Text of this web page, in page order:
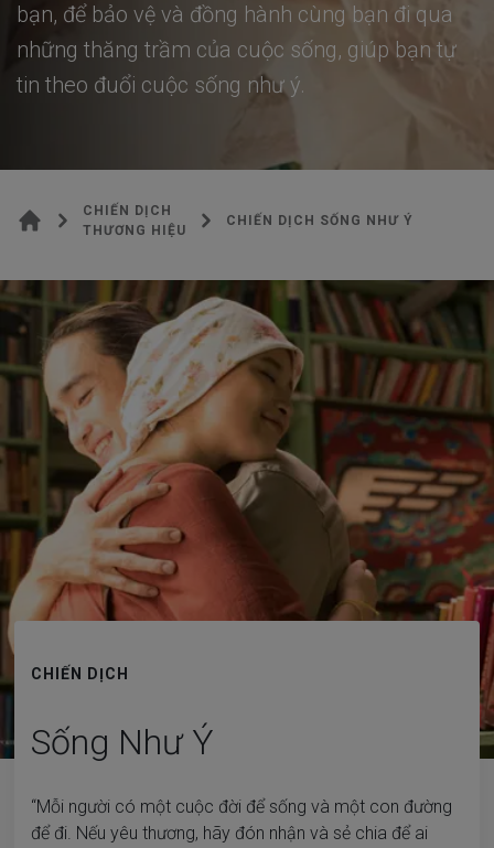
bạn, để bảo vệ và đồng hành cùng bạn đi qua
những thăng trầm của cuộc sống, giúp bạn tự
tin theo đuổi cuộc sống như ý.
CHIẾN DỊCH
THƯƠNG HIỆU
CHIẾN DỊCH SỐNG NHƯ Ý
CHIẾN DỊCH
Sống Như Ý
“Mỗi người có một cuộc đời để sống và một con đường
để đi. Nếu yêu thương, hãy đón nhận và sẻ chia để ai